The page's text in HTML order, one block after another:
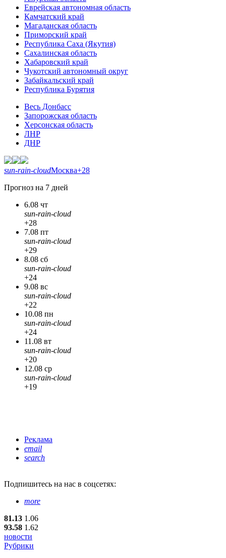
Еврейская автономная область
Камчатский край
Магаданская область
Приморский край
Республика Саха (Якутия)
Сахалинская область
Хабаровский край
Чукотский автономный округ
Забайкальский край
Республика Бурятия
Весь Донбасс
Запорожская область
Херсонская область
ЛНР
ДНР
sun-rain-cloudМосква+28
Прогноз на 7 дней
6.08 чт
sun-rain-cloud
+28
7.08 пт
sun-rain-cloud
+29
8.08 сб
sun-rain-cloud
+24
9.08 вс
sun-rain-cloud
+22
10.08 пн
sun-rain-cloud
+24
11.08 вт
sun-rain-cloud
+20
12.08 ср
sun-rain-cloud
+19
Реклама
email
search
Подпишитесь на нас в соцсетях:
more
81.13 1.06
93.58 1.62
новости
Рубрики